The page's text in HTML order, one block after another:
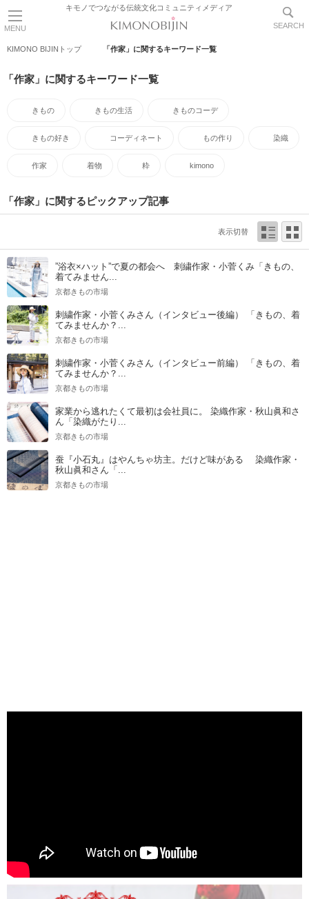
MENU
キモノでつながる伝統文化コミュニティメディア
SEARCH
KIMONO BIJINトップ 「作家」に関するキーワード一覧
「作家」に関するキーワード一覧
きもの きもの生活 きものコーデ
きもの好き コーディネート もの作り 染織
作家 着物 粋 kimono
「作家」に関するピックアップ記事
表示切替
”浴衣×ハット”で夏の都会へ 刺繍作家・小菅くみ「きもの、
着てみません...
京都きもの市場
刺繍作家・小菅くみさん（インタビュー後編） 「きもの、着
てみませんか？...
京都きもの市場
刺繍作家・小菅くみさん（インタビュー前編） 「きもの、着
てみませんか？...
京都きもの市場
家業から逃れたくて最初は会社員に。 染織作家・秋山眞和さ
ん「染織がたり...
京都きもの市場
蚕『小石丸』はやんちゃ坊主。だけど味がある 染織作家・
秋山眞和さん「...
京都きもの市場